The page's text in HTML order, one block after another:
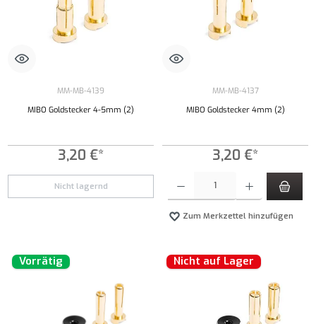
MM-MB-4139
MIBO Goldstecker 4-5mm (2)
3,20 €*
Nicht lagernd
MM-MB-4137
MIBO Goldstecker 4mm (2)
3,20 €*
Zum Merkzettel hinzufügen
Vorrätig Nicht auf Lager